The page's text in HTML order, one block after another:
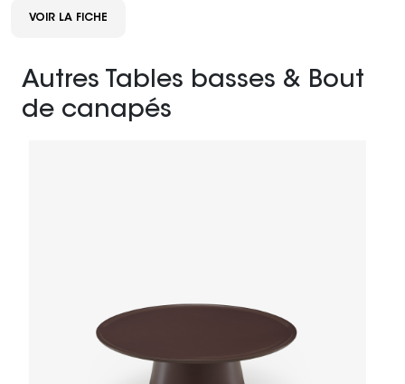
VOIR LA FICHE
Autres Tables basses & Bout
de canapés